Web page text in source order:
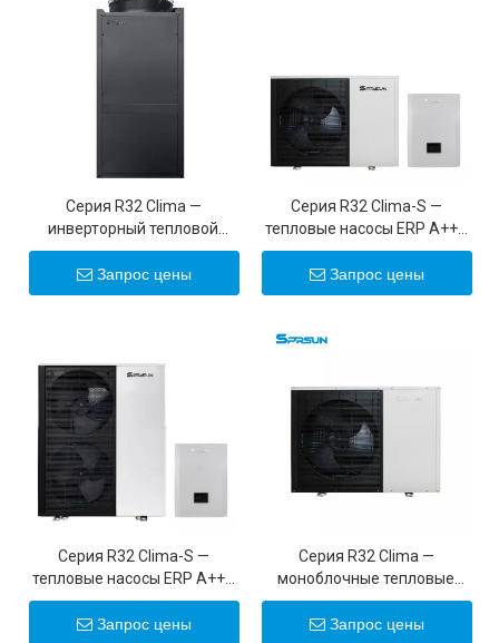
Серия R32 Clima —
инверторный тепловой
насос постоянного тока
мощностью 34 кВт
Запрос цены
Серия R32 Clima-S —
тепловые насосы ERP A+++
EVI мощностью 11,5
кВт/15,5 кВт для холодного
климата
Запрос цены
Серия R32 Clima-S —
тепловые насосы ERP A+++
EVI мощностью 19 кВт/22
кВт для холодной погоды
Запрос цены
Серия R32 Clima —
моноблочные тепловые
насосы постоянного тока с
инвертором постоянного
Запрос цены